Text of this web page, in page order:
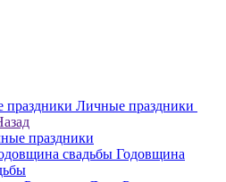
Личные праздники
праздники
Годовщина